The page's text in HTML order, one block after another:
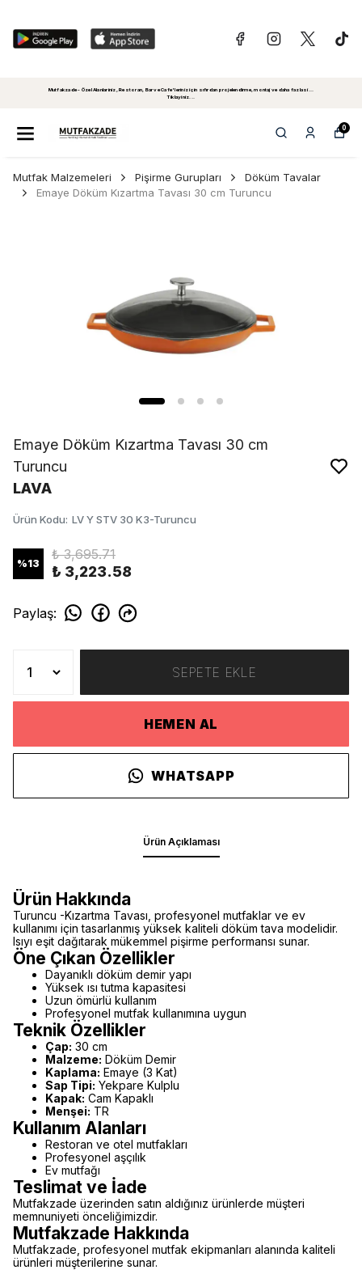
Mutfakzade - Özel Alanlariniz, Restoran, Bar ve Cafe'leriniz için sıfırdan projelendirme, montaj ve daha fazlasi...
Tiklayiniz...
0
Mutfak Malzemeleri Pişirme Gurupları
Döküm Tavalar
Emaye Döküm Kızartma Tavası 30 cm Turuncu
Emaye Döküm Kızartma Tavası 30 cm
Turuncu
LAVA
Ürün Kodu: LV Y STV 30 K3-Turuncu
%13
₺ 3,695.71
₺ 3,223.58
Paylaş:
SEPETE EKLE
HEMEN AL
WHATSAPP
Ürün Açıklaması
Ürün Hakkında
Turuncu -Kızartma Tavası, profesyonel mutfaklar ve ev
kullanımı için tasarlanmış yüksek kaliteli döküm tava modelidir.
Isıyı eşit dağıtarak mükemmel pişirme performansı sunar.
Öne Çıkan Özellikler
Dayanıklı döküm demir yapı
Yüksek ısı tutma kapasitesi
Uzun ömürlü kullanım
Profesyonel mutfak kullanımına uygun
Teknik Özellikler
Çap: 30 cm
Malzeme: Döküm Demir
Kaplama: Emaye (3 Kat)
Sap Tipi: Yekpare Kulplu
Kapak: Cam Kapaklı
Menşei: TR
Kullanım Alanları
Restoran ve otel mutfakları
Profesyonel aşçılık
Ev mutfağı
Teslimat ve İade
Mutfakzade üzerinden satın aldığınız ürünlerde müşteri
memnuniyeti önceliğimizdir.
Mutfakzade Hakkında
Mutfakzade, profesyonel mutfak ekipmanları alanında kaliteli
ürünleri müşterilerine sunar.